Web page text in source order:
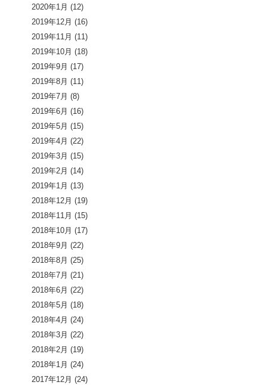
2020年1月 (12)
2019年12月 (16)
2019年11月 (11)
2019年10月 (18)
2019年9月 (17)
2019年8月 (11)
2019年7月 (8)
2019年6月 (16)
2019年5月 (15)
2019年4月 (22)
2019年3月 (15)
2019年2月 (14)
2019年1月 (13)
2018年12月 (19)
2018年11月 (15)
2018年10月 (17)
2018年9月 (22)
2018年8月 (25)
2018年7月 (21)
2018年6月 (22)
2018年5月 (18)
2018年4月 (24)
2018年3月 (22)
2018年2月 (19)
2018年1月 (24)
2017年12月 (24)